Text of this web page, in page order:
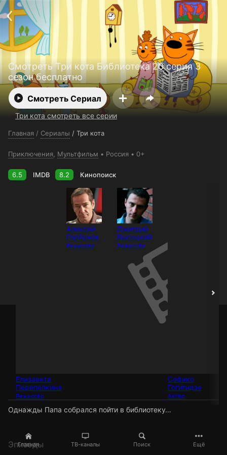
Главная ТВ-каналы Поиск Ещё
Смотреть Три кота Библиотека 20 серия 3
сезон бесплатно
Смотреть Сериал
Три кота смотреть все серии
Главная / Сериалы / Три кота
Приключения Мультфильм Россия 0+
6.5 IMDB 8.2 Кинопоиск
Елизавета
Перепелкина
Режиссёр
Алексей
Горбунов
Режиссёр
Дмитрий
Высоцкий
Режиссёр
Софико
Гогитидзе
Актёр
Однажды Папа собрался пойти в библиотеку…
Эпизоды
Поддержка:support@24h.tv
О сервисе
Пользовательское соглашение
Политика конфиденциальности
Для партнёров
Открыть приложение
Ввести промокод
Установить на ТВ
Бесплатные каналы Контакты